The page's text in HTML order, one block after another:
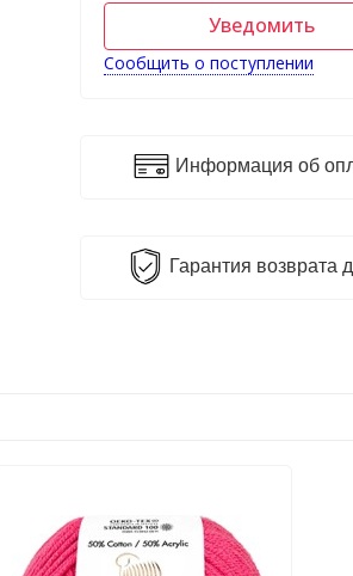
Уведомить
Сообщить о поступлении
Информация об
Гарантия возврата